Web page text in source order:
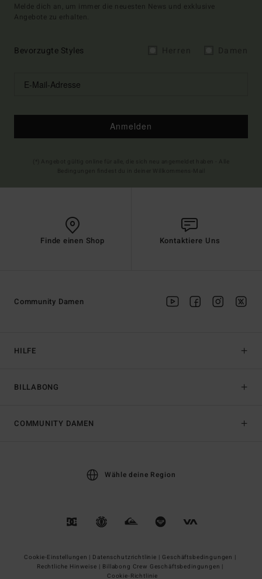
Melde dich an, um immer die neuesten News und exklusive
Angebote zu erhalten.
Bevorzugte Styles
Anmelden
Finde einen Shop Kontaktiere Uns
HILFE
BILLABONG
Community Damen
COMMUNITY DAMEN
Wähle deine Region
Cookie-Einstellungen | Datenschutzrichtlinie | Geschäftsbedingungen |
Rechtliche Hinweise | Billabong Crew Geschäftsbedingungen |
Cookie-Richtlinie